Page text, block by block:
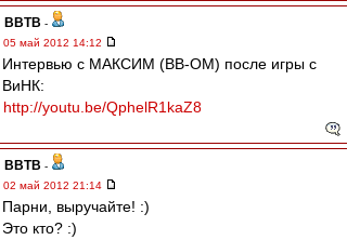
ВВТВ -
05 май 2012 14:12
Интервью с МАКСИМ (ВВ-ОМ) после игры с
ВиНК:
http://youtu.be/QphelR1kaZ8
ВВТВ -
02 май 2012 21:14
Парни, выручайте! :)
Это кто? :)